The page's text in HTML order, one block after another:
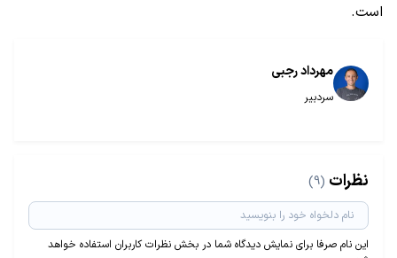
است.
مهرداد رجبی
سردبیر
نظرات (9)
این نام صرفا برای نمایش دیدگاه شما در بخش نظرات کاربران استفاده خواهد